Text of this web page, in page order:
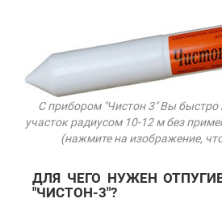
С прибором "Чистон 3" Вы быстро
участок радиусом 10-12 м без
(нажмите на изображение,
ДЛЯ ЧЕГО НУЖЕН
"ЧИСТОН-3"?